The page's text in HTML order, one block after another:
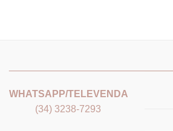
WHATSAPP/TELEVENDA
(34) 3238-7293